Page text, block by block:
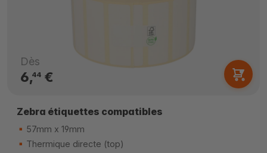
Dès
6,44€
Zebra étiquettes compatibles
57mm x 19mm
Thermique directe (top)